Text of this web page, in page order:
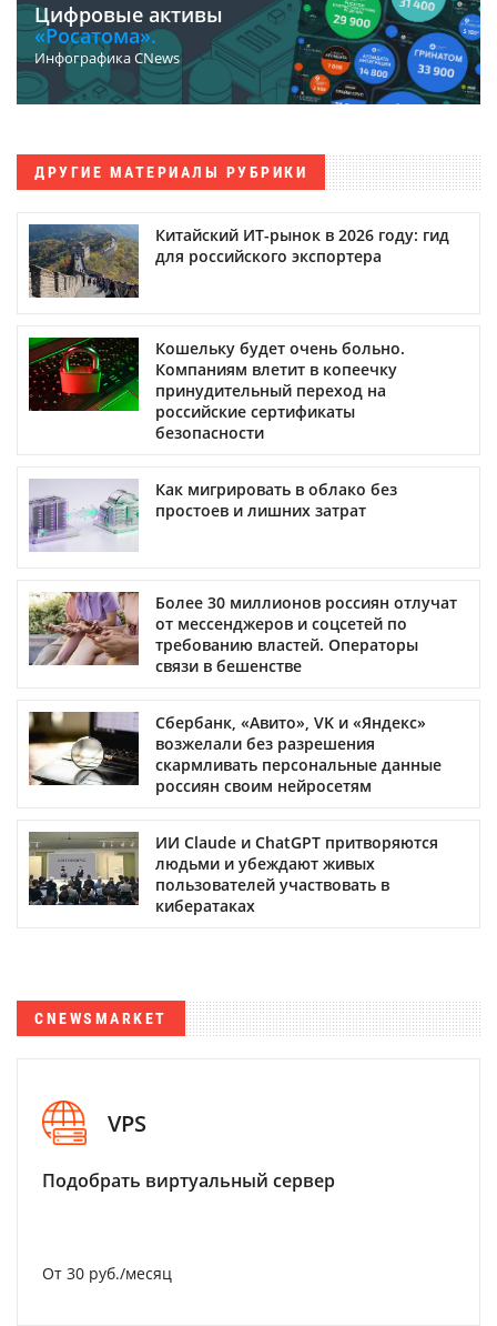
Цифровые активы
«Росатома».
Инфографика CNews
ДРУГИЕ МАТЕРИАЛЫ РУБРИКИ
Китайский ИТ-рынок в 2026 году: гид
для российского экспортера
Кошельку будет очень больно.
Компаниям влетит в копеечку
принудительный переход на
российские сертификаты
безопасности
Как мигрировать в облако без
простоев и лишних затрат
Более 30 миллионов россиян отлучат
от мессенджеров и соцсетей по
требованию властей. Операторы
связи в бешенстве
Сбербанк, «Авито», VK и «Яндекс»
возжелали без разрешения
скармливать персональные данные
россиян своим нейросетям
ИИ Claude и ChatGPT притворяются
людьми и убеждают живых
пользователей участвовать в
кибератаках
CNEWSMARKET
VPS
Подобрать виртуальный сервер
От 30 руб./месяц